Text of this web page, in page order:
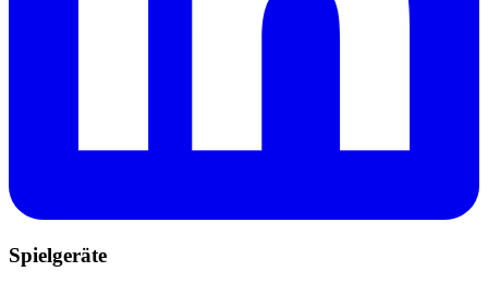
Spielgeräte